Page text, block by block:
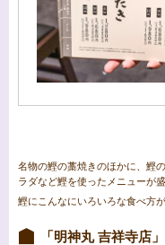
名物の鰹の藁焼きのほかに、鰹
ラダなど鰹を使ったメニューが
鰹にこんなにいろいろな食べ方
「明神丸 吉祥寺店